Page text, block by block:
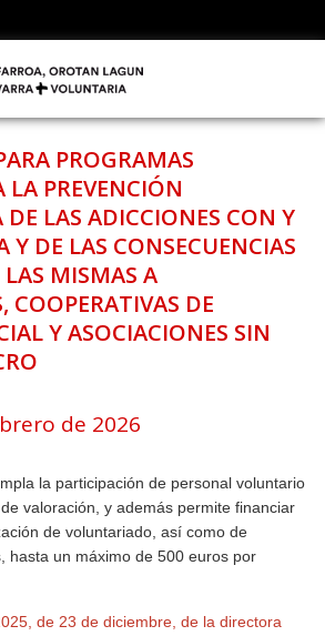
PROGRAMAS
LA PREVENCIÓN
LAS ADICCIONES CON Y
Y DE LAS CONSECUENCIAS
LAS MISMAS A
COOPERATIVAS DE
Y ASOCIACIONES SIN
de 2026
la participación de personal voluntario
valoración, y además permite financiar
de voluntariado, así como de
hasta un máximo de 500 euros por
de 23 de diciembre, de la directora